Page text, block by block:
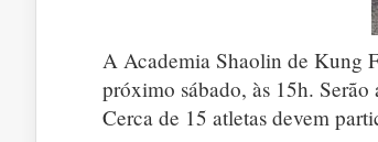
A Academia Shaolin de Kung
próximo sábado, às 15h.
Cerca de 15 atletas devem